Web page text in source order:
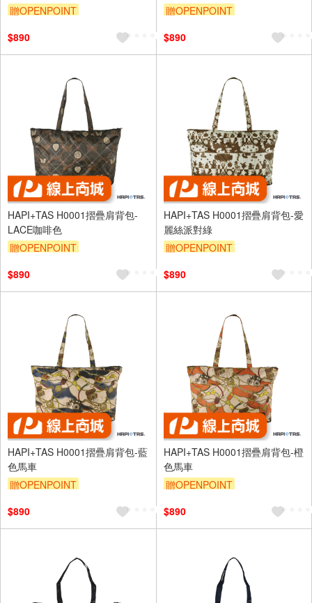
贈OPENPOINT
$890
贈OPENPOINT
$890
HAPI+TAS H0001摺疊肩背包-
LACE咖啡色
贈OPENPOINT
$890
HAPI+TAS H0001摺疊肩背包-愛
麗絲派對綠
贈OPENPOINT
$890
HAPI+TAS H0001摺疊肩背包-藍
色馬車
贈OPENPOINT
$890
HAPI+TAS H0001摺疊肩背包-橙
色馬車
贈OPENPOINT
$890